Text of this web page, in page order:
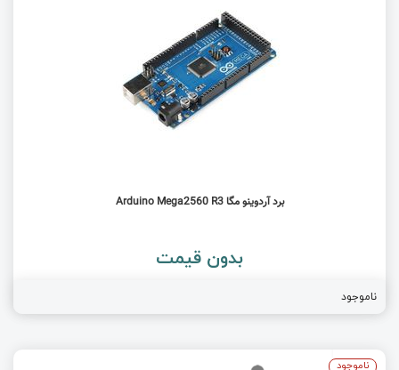
برد آردوینو مگا Arduino Mega2560 R3
بدون قیمت
ناموجود
ناموجود